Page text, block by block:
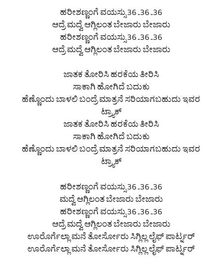
ಹರೀಶಣ್ಣಂಗೆ ವಯಸ್ಸು 36 ..36 ..36
ಆದ್ರೆ ಮದ್ವೆ ಆಗ್ಲಿಲಂತ ಬೇಜಾರು ಬೇಜಾರು
ಹರೀಶಣ್ಣಂಗೆ ವಯಸ್ಸು 36 ..36 ..36
ಆದ್ರೆ ಮದ್ವೆ ಆಗ್ಲಿಲಂತ ಬೇಜಾರು ಬೇಜಾರು
ಜಾತಕ ತೋರಿಸಿ ಹರಕೆಯ ತೀರಿಸಿ
ಸಾಕಾಗಿ ಹೋಗಿದೆ ಬದುಕು
ಹೆಣ್ಣೊಂದು ಬಾಳಲಿ ಬಂದ್ರೆ ಮಾತ್ರನೆ ಸರಿಯಾಗಬಹುದು ಇವರ
ಟ್ರ್ಯಾಕ್
ಜಾತಕ ತೋರಿಸಿ ಹರಕೆಯ ತೀರಿಸಿ
ಸಾಕಾಗಿ ಹೋಗಿದೆ ಬದುಕು
ಹೆಣ್ಣೊಂದು ಬಾಳಲಿ ಬಂದ್ರೆ ಮಾತ್ರನೆ ಸರಿಯಾಗಬಹುದು ಇವರ
ಟ್ರ್ಯಾಕ್
ಹರೀಶಣ್ಣಂಗೆ ವಯಸ್ಸು 36 ..36 ..36
ಮದ್ವೆ ಆಗ್ಲಿಲಂತ ಬೇಜಾರು ಬೇಜಾರು
ಹರೀಶಣ್ಣಂಗೆ ವಯಸ್ಸು 36 ..36 ..36
ಆದ್ರೆ ಮದ್ವೆ ಆಗ್ಲಿಲಂತ ಬೇಜಾರು ಬೇಜಾರು
ಊರೊರ್ಗೆಲ್ಲಾ ಮನೆ ತೋರ್ಸೋರು ಸಿಗ್ಲಿಲ್ಲ ಲೈಫ್ ಪಾರ್ಟ್ನರ್
ಊರೊರ್ಗೆಲ್ಲಾ ಮನೆ ತೋರ್ಸೋರು ಸಿಗ್ಲಿಲ್ಲ ಲೈಫ್ ಪಾರ್ಟ್ನರ್